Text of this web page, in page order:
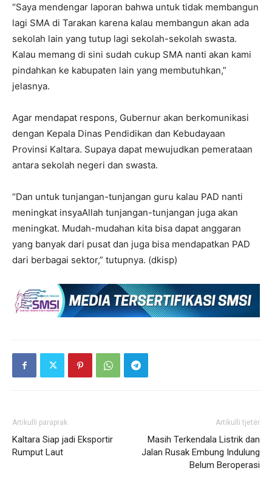
“Saya mendengar laporan bahwa untuk tidak membangun
lagi SMA di Tarakan karena kalau membangun akan ada
sekolah lain yang tutup lagi sekolah-sekolah swasta.
Kalau memang di sini sudah cukup SMA nanti akan kami
pindahkan ke kabupaten lain yang membutuhkan,”
jelasnya.
Agar mendapat respons, Gubernur akan berkomunikasi
dengan Kepala Dinas Pendidikan dan Kebudayaan
Provinsi Kaltara. Supaya dapat mewujudkan pemerataan
antara sekolah negeri dan swasta.
“Dan untuk tunjangan-tunjangan guru kalau PAD nanti
meningkat insyaAllah tunjangan-tunjangan juga akan
meningkat. Mudah-mudahan kita bisa dapat anggaran
yang banyak dari pusat dan juga bisa mendapatkan PAD
dari berbagai sektor,” tutupnya. (dkisp)
Artikulli paraprak
Kaltara Siap jadi Eksportir
Rumput Laut
Artikulli tjetër
Masih Terkendala Listrik dan
Jalan Rusak Embung Indulung
Belum Beroperasi